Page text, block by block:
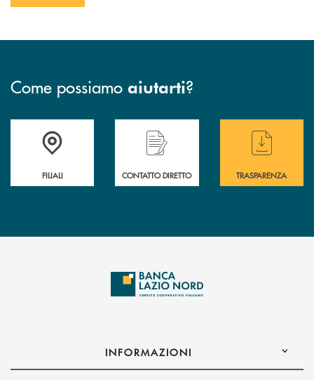
Come possiamo aiutarti?
Trova la filiale più vicina a te
FILIALI
Hai bisogno di assistenza immediata ?
CONTATTO DIRETTO
Hai bisogno di
TRASPARENZA
INFORMAZIONI